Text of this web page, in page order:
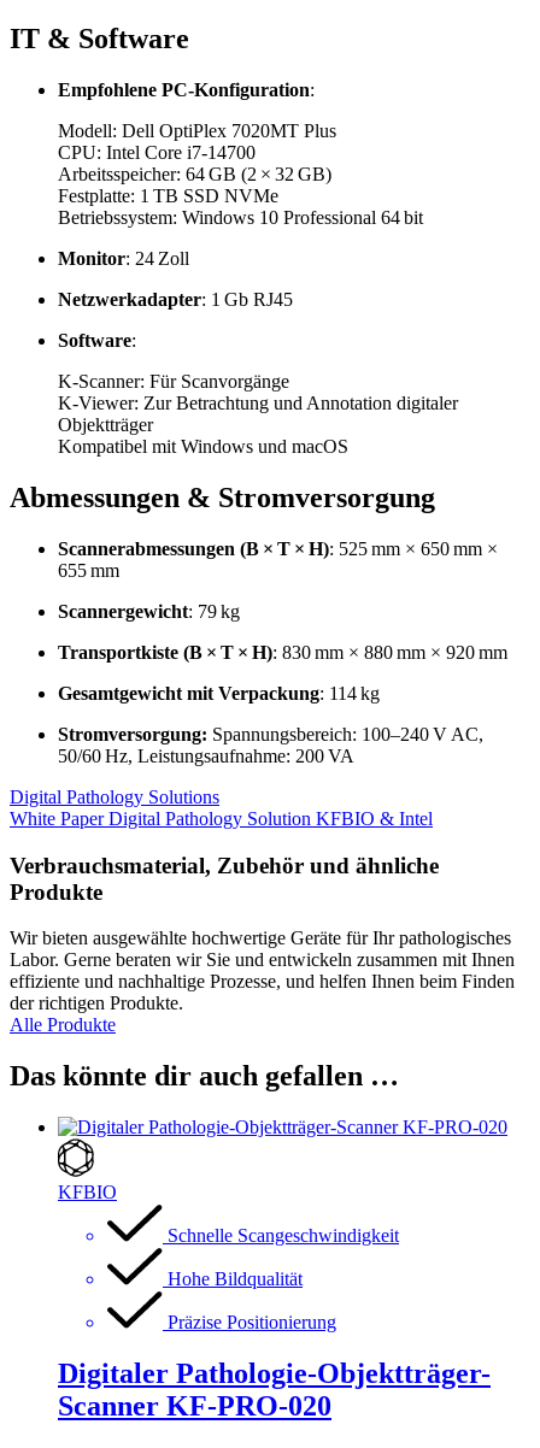
IT & Software
Empfohlene PC-Konfiguration:
Modell: Dell OptiPlex 7020MT Plus
CPU: Intel Core i7-14700
Arbeitsspeicher: 64 GB (2 × 32 GB)
Festplatte: 1 TB SSD NVMe
Betriebssystem: Windows 10 Professional 64 bit
Monitor: 24 Zoll
Netzwerkadapter: 1 Gb RJ45
Software:
K-Scanner: Für Scanvorgänge
K-Viewer: Zur Betrachtung und Annotation digitaler
Objektträger
Kompatibel mit Windows und macOS
Abmessungen & Stromversorgung
Scannerabmessungen (B × T × H): 525 mm × 650 mm ×
655 mm
Scannergewicht: 79 kg
Transportkiste (B × T × H): 830 mm × 880 mm × 920 mm
Gesamtgewicht mit Verpackung: 114 kg
Stromversorgung: Spannungsbereich: 100–240 V AC,
50/60 Hz, Leistungsaufnahme: 200 VA
Digital Pathology Solutions
White Paper Digital Pathology Solution KFBIO & Intel
Verbrauchsmaterial, Zubehör und ähnliche
Produkte
Wir bieten ausgewählte hochwertige Geräte für Ihr pathologisches
Labor. Gerne beraten wir Sie und entwickeln zusammen mit Ihnen
effiziente und nachhaltige Prozesse, und helfen Ihnen beim Finden
der richtigen Produkte.
Alle Produkte
Das könnte dir auch gefallen …
KFBIO
Schnelle Scangeschwindigkeit
Hohe Bildqualität
Präzise Positionierung
Digitaler Pathologie-Objektträger-
Scanner KF-PRO-020